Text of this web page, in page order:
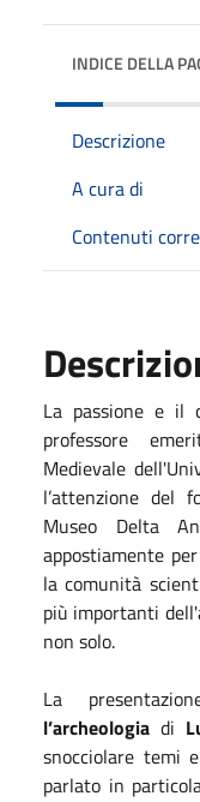
INDICE DELLA
Descrizione
A cura di
Contenuti
La passione e il
professore
Medievale
l’attenzione del
Museo Delta
appostiamente
la comunità
più importanti
non solo.
La
l’archeologia di
snocciolare temi
parlato in